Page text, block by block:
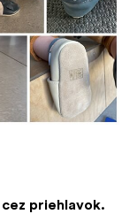
priehlavok.